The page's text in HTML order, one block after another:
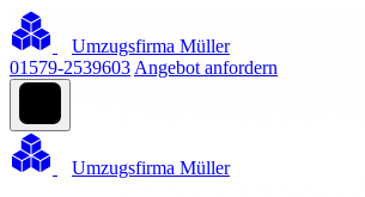
Umzugsfirma Müller
01579-2539603 Angebot anfordern
Umzugsfirma Müller